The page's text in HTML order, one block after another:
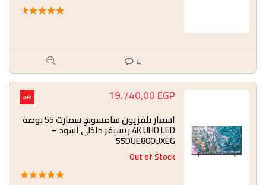
★
★
★
★
★
4
19.740,00EGP
اسعار تلفزيون سامسونج سمارت 55 بوصة
4K UHD LED ريسيفر داخلى أسود –
55DUE800UXEG
Out of Stock
★
★
★
★
★